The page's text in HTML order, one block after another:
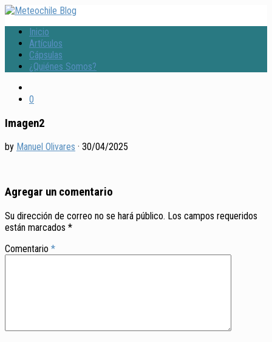
Inicio
Artículos
Cápsulas
¿Quiénes Somos?
0
Imagen2
by Manuel Olivares · 30/04/2025
Agregar un comentario
Su dirección de correo no se hará público. Los campos requeridos
están marcados *
Comentario *